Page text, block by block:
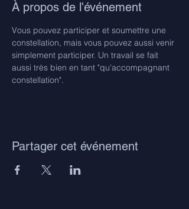
À propos de l'événement
Vous pouvez participer et soumettre une
constellation, mais vous pouvez aussi venir
simplement participer. Un travail se fait
aussi très bien en tant "qu'accompagnant
constellation".
Partager cet événement